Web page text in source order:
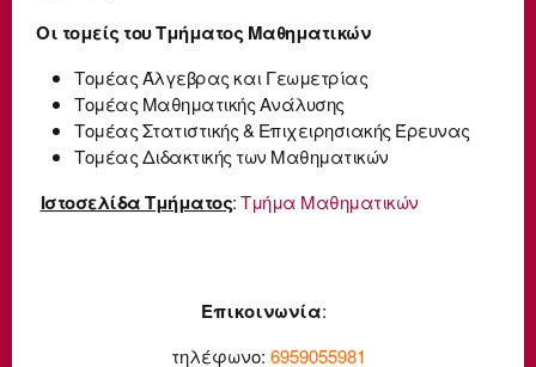
Οι τομείς του Τμήματος Μαθηματικών
Τομέας Άλγεβρας και Γεωμετρίας
Τομέας Μαθηματικής Ανάλυσης
Τομέας Στατιστικής & Επιχειρησιακής Έρευνας
Τομέας Διδακτικής των Μαθηματικών
Ιστοσελίδα Τμήματος:Τμήμα Μαθηματικών
Επικοινωνία:
τηλέφωνο: 6959055981